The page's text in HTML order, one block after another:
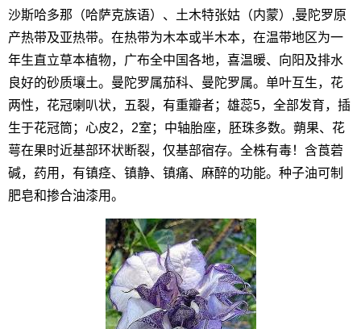
沙斯哈多那（哈萨克族语）、土木特张姑（内蒙）,曼陀罗原
产热带及亚热带。在热带为木本或半木本，在温带地区为一
年生直立草本植物，广布全中国各地，喜温暖、向阳及排水
良好的砂质壤土。曼陀罗属茄科、曼陀罗属。单叶互生，花
两性，花冠喇叭状，五裂，有重瓣者；雄蕊5，全部发育，插
生于花冠筒；心皮2，2室；中轴胎座，胚珠多数。蒴果、花
萼在果时近基部环状断裂，仅基部宿存。全株有毒！含莨菪
碱，药用，有镇痉、镇静、镇痛、麻醉的功能。种子油可制
肥皂和掺合油漆用。